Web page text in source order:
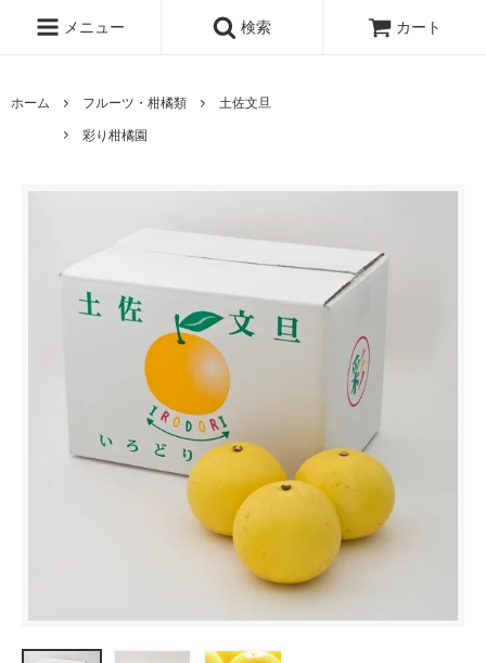
メニュー 検索 カート
ホーム フルーツ・柑橘類
土佐文旦
彩り柑橘園